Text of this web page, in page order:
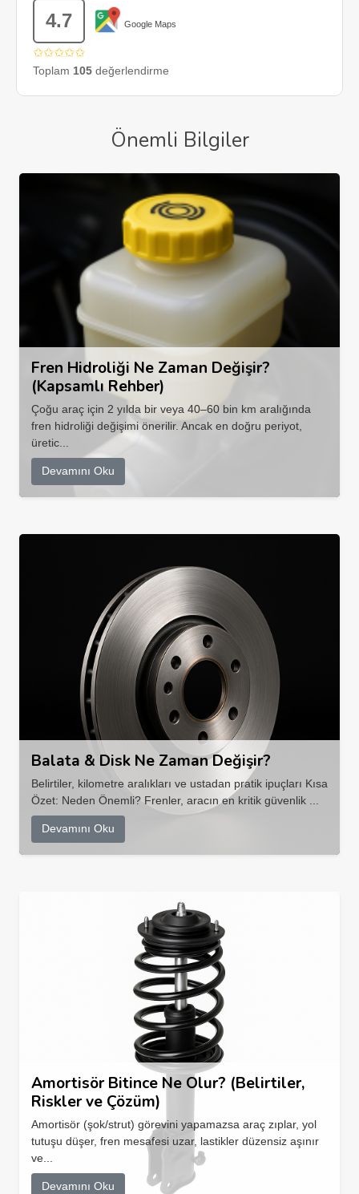
4.7 Google Maps
✩✩✩✩✩
Toplam 105 değerlendirme
Önemli Bilgiler
Fren Hidroliği Ne Zaman Değişir?
(Kapsamlı Rehber)
Çoğu araç için 2 yılda bir veya 40–60 bin km aralığında
fren hidroliği değişimi önerilir. Ancak en doğru periyot,
üretic...
Devamını Oku
Balata & Disk Ne Zaman Değişir?
Belirtiler, kilometre aralıkları ve ustadan pratik ipuçları Kısa
Özet: Neden Önemli? Frenler, aracın en kritik güvenlik ...
Devamını Oku
Amortisör Bitince Ne Olur? (Belirtiler,
Riskler ve Çözüm)
Amortisör (şok/strut) görevini yapamazsa araç zıplar, yol
tutuşu düşer, fren mesafesi uzar, lastikler düzensiz aşınır
ve...
Devamını Oku